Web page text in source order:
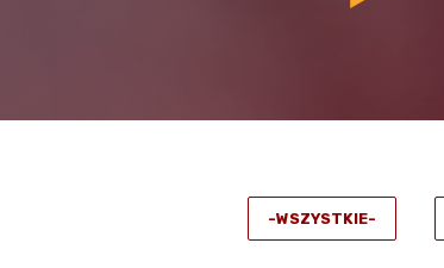
-WSZYSTKIE-